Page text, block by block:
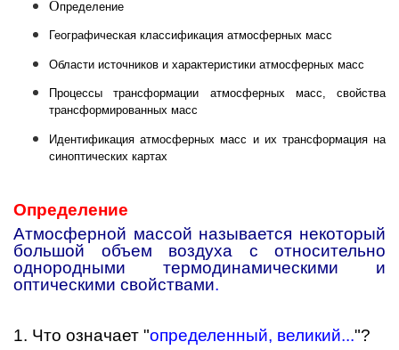
Определение
Географическая классификация атмосферных масс
Области источников и характеристики атмосферных масс
Процессы трансформации атмосферных масс, свойства
трансформированных масс
Идентификация атмосферных масс и их трансформация на
синоптических картах
Определение
Атмосферной массой называется некоторый
большой объем воздуха с относительно
однородными термодинамическими и
оптическими свойствами.
1. Что означает "определенный, великий..."?